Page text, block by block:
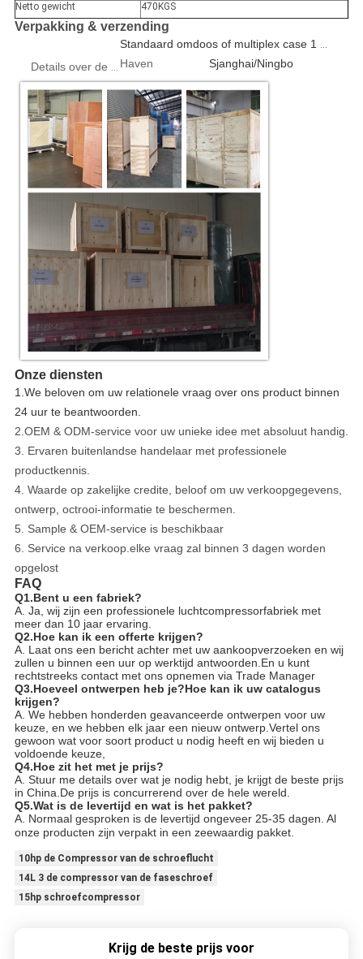
Netto gewicht
470KGS
Verpakking & verzending
Details over de verpakking
Standaard omdoos of multiplex case 1 stks/doos
Haven Sjanghai/Ningbo
Onze diensten
1.We beloven om uw relationele vraag over ons product binnen
24 uur te beantwoorden.
2.OEM & ODM-service voor uw unieke idee met absoluut handig.
3. Ervaren buitenlandse handelaar met professionele
productkennis.
4. Waarde op zakelijke credite, beloof om uw verkoopgegevens,
ontwerp, octrooi-informatie te beschermen.
5. Sample & OEM-service is beschikbaar
6. Service na verkoop.elke vraag zal binnen 3 dagen worden
opgelost
FAQ
Q1.Bent u een fabriek?
A. Ja, wij zijn een professionele luchtcompressorfabriek met
meer dan 10 jaar ervaring.
Q2.Hoe kan ik een offerte krijgen?
A. Laat ons een bericht achter met uw aankoopverzoeken en wij
zullen u binnen een uur op werktijd antwoorden.En u kunt
rechtstreeks contact met ons opnemen via Trade Manager
Q3.Hoeveel ontwerpen heb je?Hoe kan ik uw catalogus
krijgen?
A. We hebben honderden geavanceerde ontwerpen voor uw
keuze, en we hebben elk jaar een nieuw ontwerp.Vertel ons
gewoon wat voor soort product u nodig heeft en wij bieden u
voldoende keuze,
Q4.Hoe zit het met je prijs?
A. Stuur me details over wat je nodig hebt, je krijgt de beste prijs
in China.De prijs is concurrerend over de hele wereld.
Q5.Wat is de levertijd en wat is het pakket?
A. Normaal gesproken is de levertijd ongeveer 25-35 dagen. Al
onze producten zijn verpakt in een zeewaardig pakket.
10hp de Compressor van de schroeflucht
14L 3 de compressor van de faseschroef
15hp schroefcompressor
Krijg de beste prijs voor